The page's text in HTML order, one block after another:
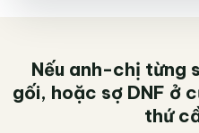
Nếu anh-chị từng
gối, hoặc sợ DNF ở
thứ